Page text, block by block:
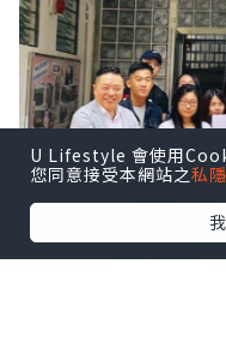
U Lifestyle 會使用
您同意接受本網站之私